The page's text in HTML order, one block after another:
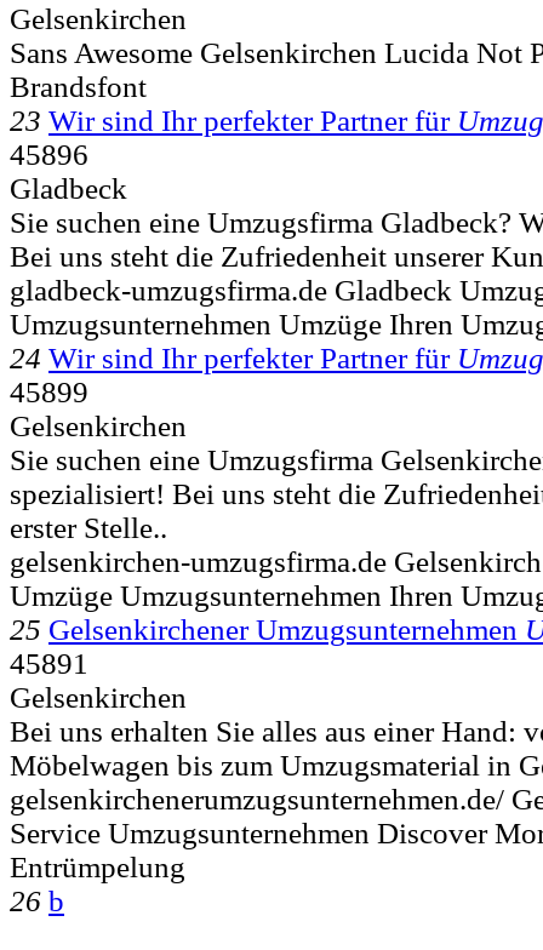
Gelsenkirchen
Sans Awesome Gelsenkirchen Lucida Not
Brandsfont
23 Wir sind Ihr perfekter Partner für Umzug
45896
Gladbeck
Sie suchen eine Umzugsfirma Gladbeck?
Bei uns steht die Zufriedenheit unserer
gladbeck-umzugsfirma.de Gladbeck
Umzugsunternehmen Umzüge Ihren
24 Wir sind Ihr perfekter Partner für Umzug
45899
Gelsenkirchen
Sie suchen eine Umzugsfirma
spezialisiert! Bei uns steht die
erster Stelle..
gelsenkirchen-umzugsfirma.de
Umzüge Umzugsunternehmen Ihren
25 Gelsenkirchener Umzugsunternehmen
45891
Gelsenkirchen
Bei uns erhalten Sie alles aus einer Hand:
Möbelwagen bis zum Umzugsmaterial in
gelsenkirchenerumzugsunternehmen.de/
Service Umzugsunternehmen Discover
Entrümpelung
26 b